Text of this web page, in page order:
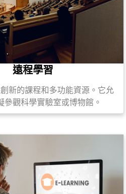
遠程學習
新的課程和多功能資源。它允
參觀科學實驗室或博物館。